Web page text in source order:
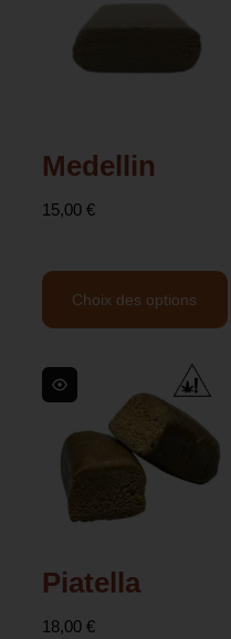
Medellin
15,00 €
Choix des options
Piatella
18,00 €